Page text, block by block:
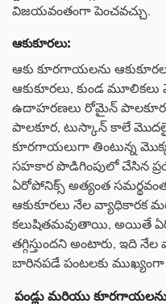
విజయవంతంగా పెంచవచ్చు.
ఆకుకూరలు:
ఆకు కూరగాయలను
ఆకుకూరలు, కుండ
ఉదాహరణలు రోమైన్
పాలకూర, టుస్కాన్ కాలే
కూరగాయలుగా తింటున్న
సహకార పొడిగింపులో చేసిన
ఏరోపోనిక్స్ అత్యంత
ఆకుకూరలు నేల వ్యాధికారక
కలుషితమవుతాయి, అయితే
తగ్గిస్తుందని అంటారు, ఇది
బారినపడే పంటలకు
పండ్లు మరియు